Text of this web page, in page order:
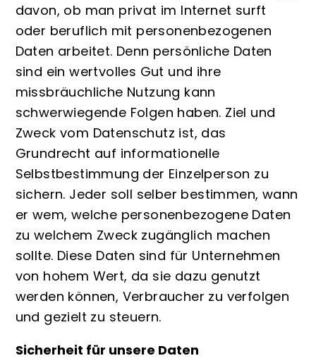
davon, ob man privat im Internet surft
oder beruflich mit personenbezogenen
Daten arbeitet. Denn persönliche Daten
sind ein wertvolles Gut und ihre
missbräuchliche Nutzung kann
schwerwiegende Folgen haben. Ziel und
Zweck vom Datenschutz ist, das
Grundrecht auf informationelle
Selbstbestimmung der Einzelperson zu
sichern. Jeder soll selber bestimmen, wann
er wem, welche personenbezogene Daten
zu welchem Zweck zugänglich machen
sollte. Diese Daten sind für Unternehmen
von hohem Wert, da sie dazu genutzt
werden können, Verbraucher zu verfolgen
und gezielt zu steuern.
Sicherheit für unsere Daten